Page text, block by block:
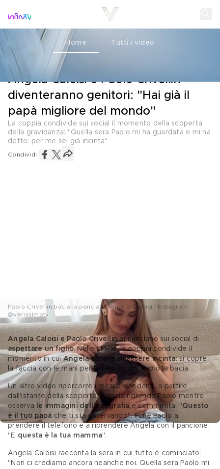
Home Tutti i video
MATERNITÀ
Angela Caloisi e Paolo Crivellin
diventeranno genitori: "Hai già il
papà migliore del mondo"
La coppia condivide sui social il momento della scoperta
della gravidanza: "Quella sera Paolo mi ha guardata e mi ha
detto: per me sei già incinta"
Condividi:
Paolo Crivellin bacia la pancia di Angela Caloisi | Instagram:
@verissimotv
Angela Caloisi e Paolo Crivellin annunciano sui social di
aspettare un figlio. Nelle storie, la coppia condivide il
momento in cui Angela scopre di essere incinta: si copre
la faccia con le mani per la felicità, poi Paolo la bacia.
Un altro video ripercorre i mesi precedenti, a partire
dall'istante della scoperta. Angela riprende Paolo mentre
osserva
le immagini dell'ecografia e commenta: "Questo
è il tuo papà che ti sta osservando". Poi è Paolo a
prendere il telefono e a riprendere Angela con il pancione:
"E questa è la tua mamma".
Angela Caloisi racconta la sera in cui tutto è cominciato:
"Non ci crediamo ancora neanche noi. Quella sera Paolo mi